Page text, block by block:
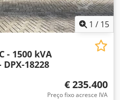
1 / 15
- 1500 kVA
18228
€ 235.400
Preço fixo acresce IVA